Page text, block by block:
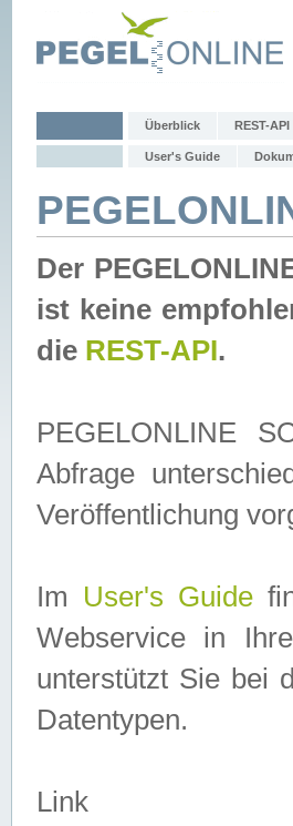
Überblick REST-API
User's Guide
Der
ist keine
die REST-API.
PEGELONLINE
Abfrage
Veröffentlichung
Im User's Guide
Webservice in
unterstützt Sie bei
Datentypen.
Link